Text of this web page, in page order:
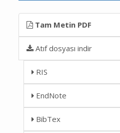
Tam Metin PDF
Atıf dosyası indir
RIS
EndNote
BibTex